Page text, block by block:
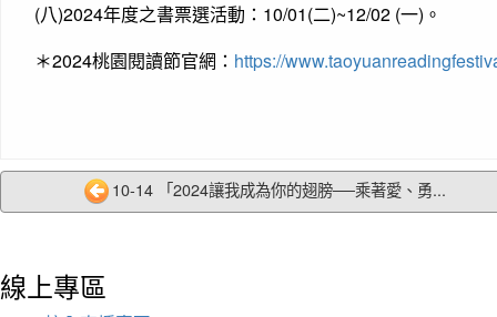
(八)2024年度之書票選活動：10/01(二)~12/02 (一)。
＊2024桃園閱讀節官網： https://
10-14 「2024讓我成為你的翅膀──乘著愛、勇...
線上專區